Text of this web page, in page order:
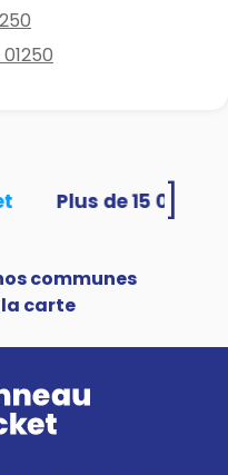
communes
carte